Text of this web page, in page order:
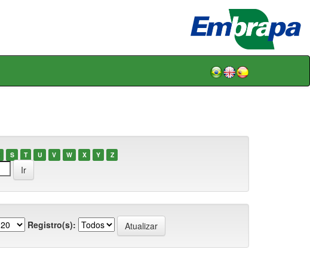
S T U V W X Y Z
Registro(s):